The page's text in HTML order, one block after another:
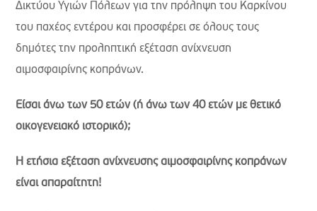
Δικτύου Υγιών Πόλεων για την πρόληψη του Καρκίνου
του παχέος εντέρου και προσφέρει σε όλους τους
δημότες την προληπτική εξέταση ανίχνευση
αιμοσφαιρίνης κοπράνων.
Είσαι άνω των 50 ετών (ή άνω των 40 ετών με θετικό
οικογενειακό ιστορικό);
Η ετήσια εξέταση ανίχνευσης αιμοσφαιρίνης κοπράνων
είναι απαραίτητη!